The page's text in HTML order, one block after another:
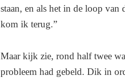
staan, en als het in de loop van
kom ik terug.”
Maar kijk zie, rond half twee
probleem had gebeld. Dik in